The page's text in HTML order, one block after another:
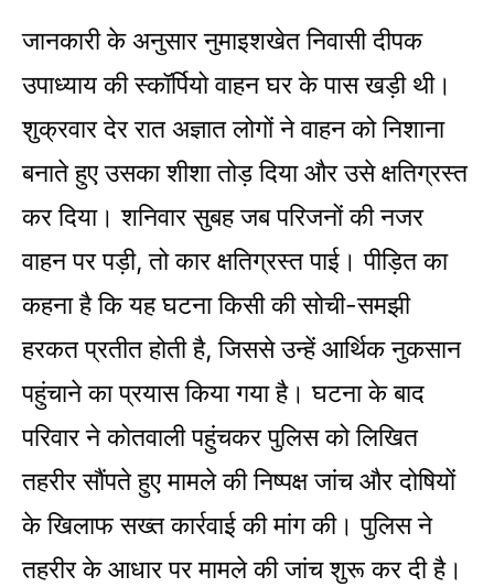
जानकारी के अनुसार नुमाइशखेत निवासी दीपक
उपाध्याय की स्कॉर्पियो वाहन घर के पास खड़ी थी।
शुक्रवार देर रात अज्ञात लोगों ने वाहन को निशाना
बनाते हुए उसका शीशा तोड़ दिया और उसे क्षतिग्रस्त
कर दिया। शनिवार सुबह जब परिजनों की नजर
वाहन पर पड़ी, तो कार क्षतिग्रस्त पाई। पीड़ित का
कहना है कि यह घटना किसी की सोची-समझी
हरकत प्रतीत होती है, जिससे उन्हें आर्थिक नुकसान
पहुंचाने का प्रयास किया गया है। घटना के बाद
परिवार ने कोतवाली पहुंचकर पुलिस को लिखित
तहरीर सौंपते हुए मामले की निष्पक्ष जांच और दोषियों
के खिलाफ सख्त कार्रवाई की मांग की। पुलिस ने
तहरीर के आधार पर मामले की जांच शुरू कर दी है।